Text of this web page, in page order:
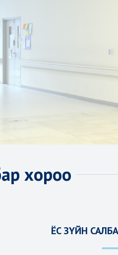
хороо
ЁС ЗҮЙН